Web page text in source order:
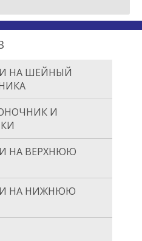
НА ШЕЙНЫЙ
И
НА ВЕРХНЮЮ
НА НИЖНЮЮ